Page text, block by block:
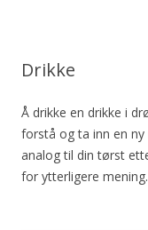
Drikke
Å drikke en drikke i
forstå og ta inn en
analog til din tørst
for ytterligere mening.